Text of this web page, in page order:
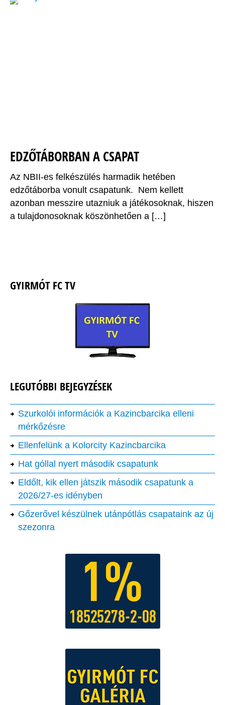
EDZŐTÁBORBAN A CSAPAT
Az NBII-es felkészülés harmadik hetében
edzőtáborba vonult csapatunk. Nem kellett
azonban messzire utazniuk a játékosoknak, hiszen
a tulajdonosoknak köszönhetően a […]
GYIRMÓT FC TV
LEGUTÓBBI BEJEGYZÉSEK
Szurkolói információk a Kazincbarcika elleni
mérkőzésre
Ellenfelünk a Kolorcity Kazincbarcika
Hat góllal nyert második csapatunk
Eldőlt, kik ellen játszik második csapatunk a
2026/27-es idényben
Gőzerővel készülnek utánpótlás csapataink az új
szezonra